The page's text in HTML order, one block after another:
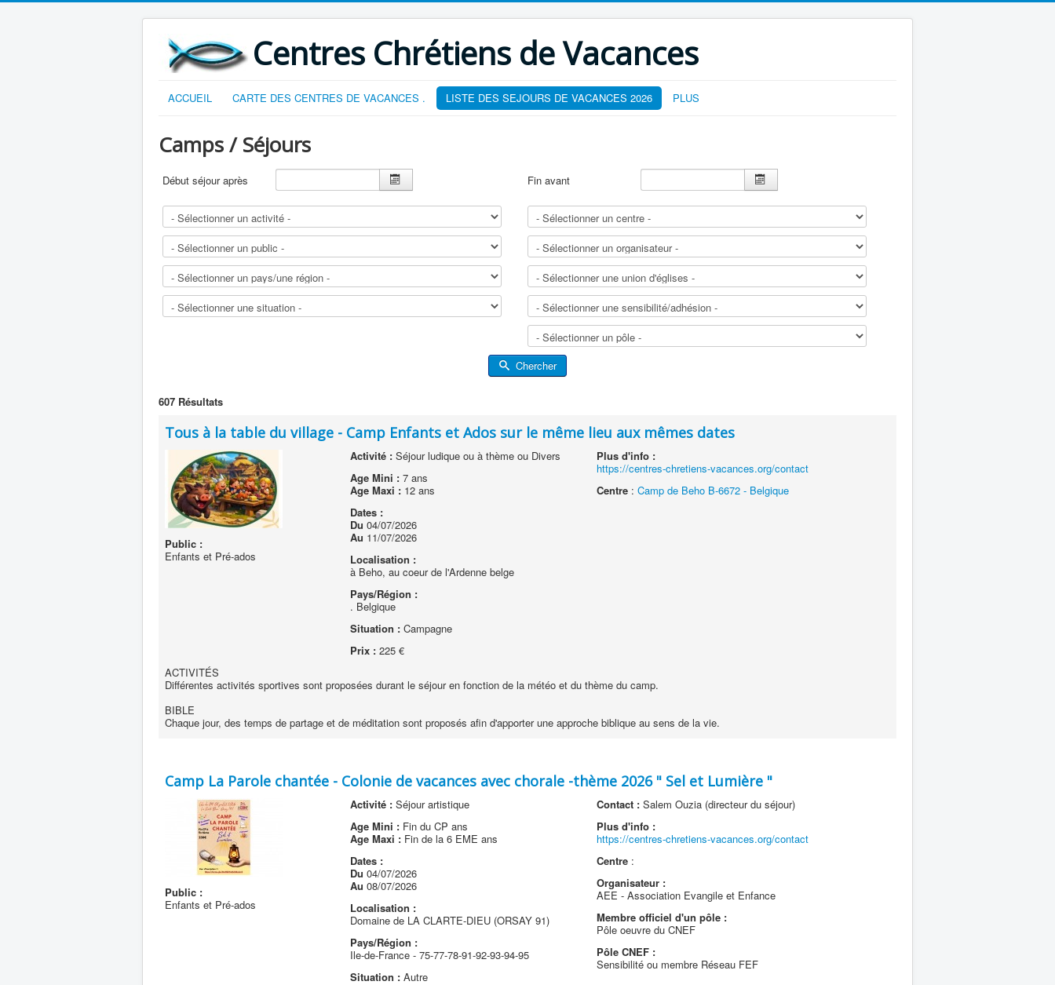
Centres Chrétiens de Vacances
ACCUEIL CARTE DES CENTRES DE VACANCES . LISTE DES SEJOURS DE VACANCES 2026 PLUS
Camps / Séjours
Début séjour après Fin avant
Chercher
607 Résultats
Tous à la table du village - Camp Enfants et Ados sur le même lieu aux mêmes dates
Public :
Enfants et Pré-ados
Activité :Séjour ludique ou à thème ou Divers
Age Mini :7 ans
Age Maxi :12 ans
Dates :
Du 04/07/2026
Au 11/07/2026
Localisation :
à Beho, au coeur de l'Ardenne belge
Pays/Région :
. Belgique
Situation :Campagne
Prix :225 €
Plus d'info :
https://centres-chretiens-vacances.org/contact
Centre :Camp de Beho B-6672 - Belgique
ACTIVITÉS
Différentes activités sportives sont proposées durant le séjour en fonction de la météo et du thème du camp.
BIBLE
Chaque jour, des temps de partage et de méditation sont proposés afin d'apporter une approche biblique au sens de la vie.
Camp La Parole chantée - Colonie de vacances avec chorale -thème 2026 " Sel et Lumière "
Public :
Enfants et Pré-ados
Activité :Séjour artistique
Age Mini :Fin du CP ans
Age Maxi :Fin de la 6 EME ans
Dates :
Du 04/07/2026
Au 08/07/2026
Localisation :
Domaine de LA CLARTE-DIEU (ORSAY 91)
Pays/Région :
Ile-de-France - 75-77-78-91-92-93-94-95
Situation :Autre
Contact : Salem Ouzia (directeur du séjour)
Plus d'info :
https://centres-chretiens-vacances.org/contact
Centre :
Organisateur :
AEE - Association Evangile et Enfance
Membre officiel d'un pôle :
Pôle oeuvre du CNEF
Pôle CNEF :
Sensibilité ou membre Réseau FEF